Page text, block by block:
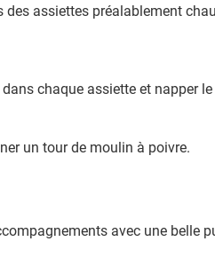
des assiettes préalablement
dans chaque assiette et napper
un tour de moulin à poivre.
avec une belle